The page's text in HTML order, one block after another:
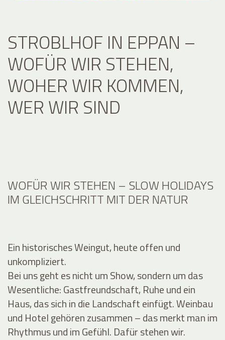
STROBLHOF IN EPPAN –
WOFÜR WIR STEHEN,
WOHER WIR KOMMEN,
WER WIR SIND
WOFÜR WIR STEHEN – SLOW HOLIDAYS
IM GLEICHSCHRITT MIT DER NATUR
Ein historisches Weingut, heute offen und
unkompliziert.
Bei uns geht es nicht um Show, sondern um das
Wesentliche: Gastfreundschaft, Ruhe und ein
Haus, das sich in die Landschaft einfügt. Weinbau
und Hotel gehören zusammen – das merkt man im
Rhythmus und im Gefühl. Dafür stehen wir.